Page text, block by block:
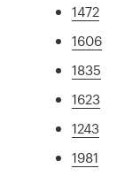
1472
1606
1835
1623
1243
1981